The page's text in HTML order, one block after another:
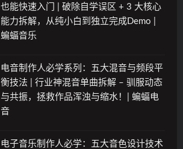
也能快速入门 | 破除自学误区 + 3 大核心
能力拆解，从纯小白到独立完成Demo |
蝙蝠音乐
电音制作人必学系列：五大混音与频段平
衡技法 | 行业神混音单曲拆解 – 驯服动态
与共振，拯救作品浑浊与缩水！| 蝙蝠电
音
电子音乐制作人必学：五大音色设计技术